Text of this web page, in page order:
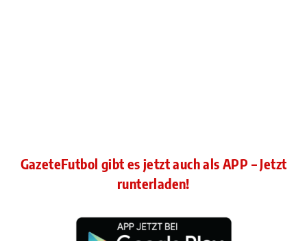
GazeteFutbol gibt es jetzt auch als APP – Jetzt
runterladen!